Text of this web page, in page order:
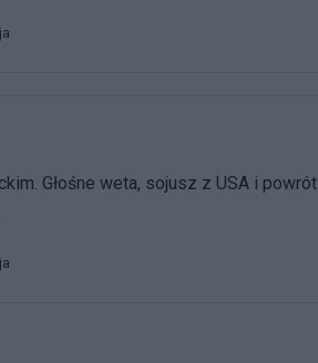
Głośne weta, sojusz z USA i powrót